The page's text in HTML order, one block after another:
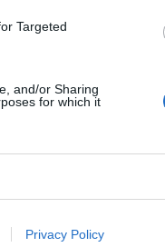
Targeted
and/or Sharing
for which it
Privacy Policy